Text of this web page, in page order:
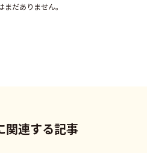
だありません。
関連する記事